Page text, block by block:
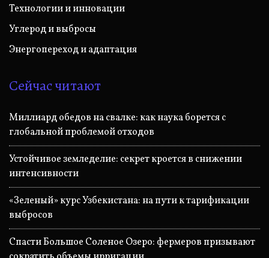
Технологии и инновации
Углерод и выбросы
Энергопереход и адаптация
Сейчас читают
Миллиард обедов на свалке: как наука борется с
глобальной проблемой отходов
Устойчивое земледелие: секрет кроется в снижении
интенсивности
«Зеленый» курс Узбекистана: на пути к тарификации
выбросов
Спасти Большое Соленое Озеро: фермеров призывают